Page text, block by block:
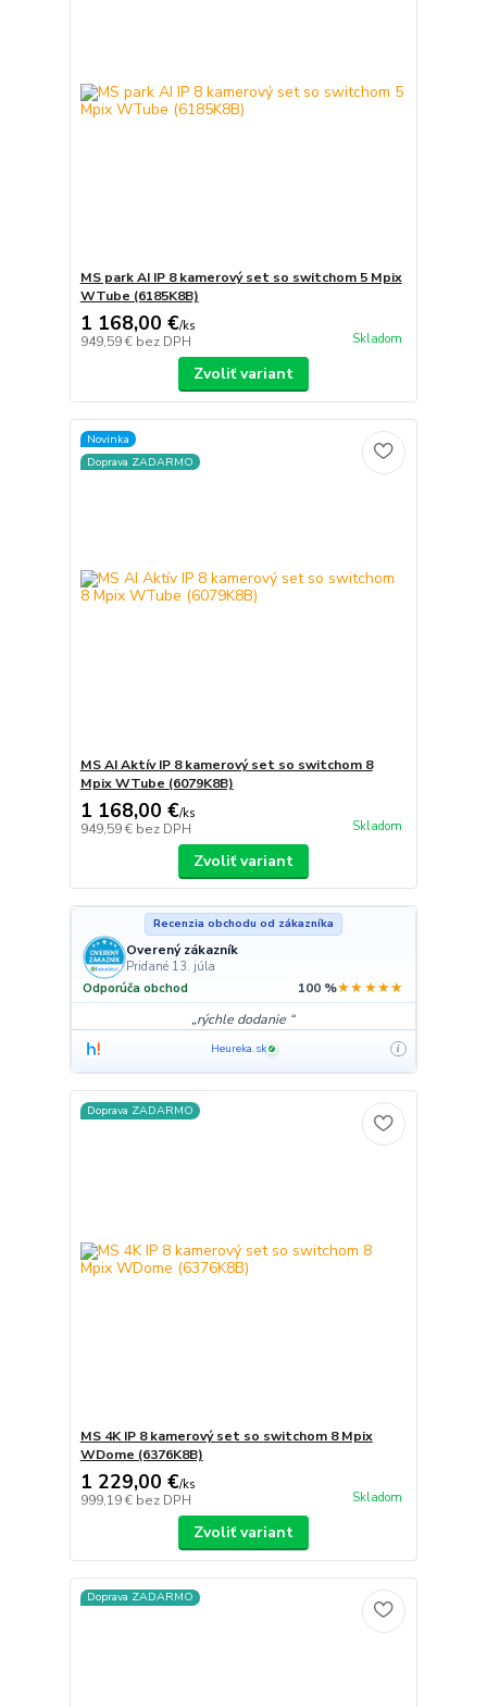
MS park AI IP 8 kamerový set so switchom 5 Mpix
WTube (6185K8B)
1 168,00 €/ks
949,59 € bez DPH Skladom
Zvoliť variant
Novinka
Doprava ZADARMO
MS AI Aktív IP 8 kamerový set so switchom 8
Mpix WTube (6079K8B)
1 168,00 €/ks
949,59 € bez DPH Skladom
Zvoliť variant
Recenzia obchodu od zákazníka
Overený zákazník
Pridané 13. júla
Odporúča obchod 100 %★★★★★
rýchle dodanie
Heureka.sk ✓ i
Doprava ZADARMO
MS 4K IP 8 kamerový set so switchom 8 Mpix
WDome (6376K8B)
1 229,00 €/ks
999,19 € bez DPH Skladom
Zvoliť variant
Doprava ZADARMO